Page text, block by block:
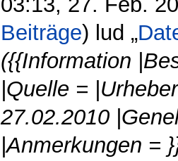
Beiträge) lud „
({{Information
|Quelle =
27.02.2010
|Anmerkungen =